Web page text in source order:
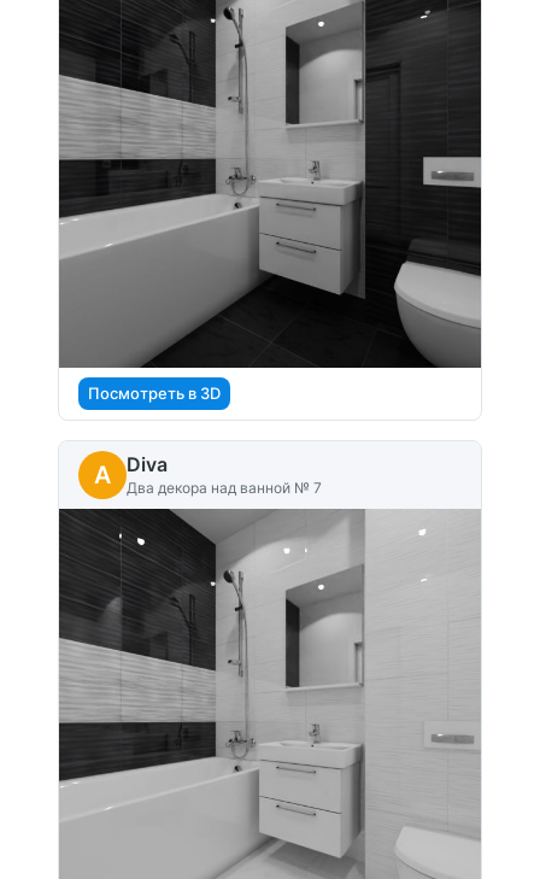
Посмотреть в 3D
A Diva
Два декора над ванной № 7